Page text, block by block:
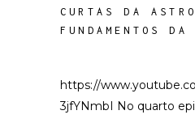
CURTAS DA
FUNDAMENTOS DA
https://
3jfYNmbI No quarto